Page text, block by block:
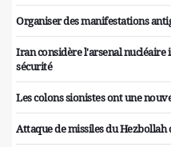
Organiser des manifestations
Iran considère l'arsenal nucléaire
sécurité
Les colons sionistes ont une
Attaque de missiles du